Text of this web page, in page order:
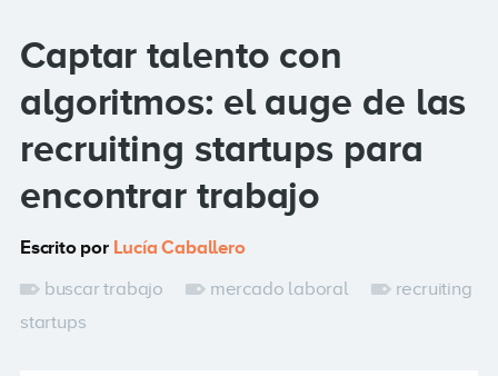
Captar talento con
algoritmos: el auge de las
recruiting startups para
encontrar trabajo
Escrito por Lucía Caballero
buscar trabajo
mercado laboral
recruiting
startups